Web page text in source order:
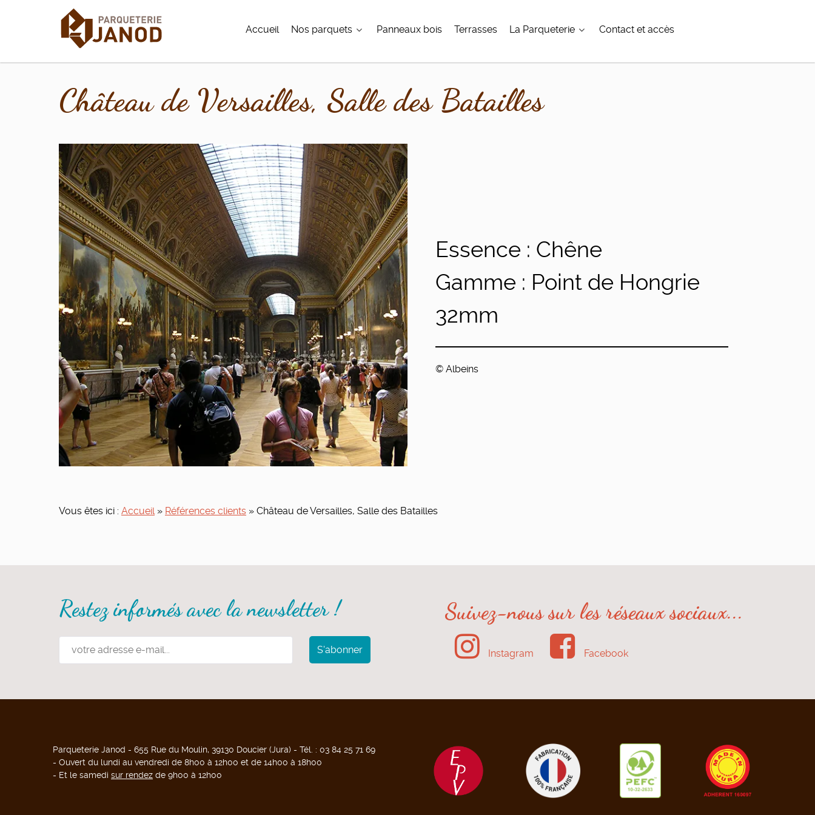
Accueil Nos parquets Panneaux bois Terrasses La Parqueterie Contact et accès
Château de Versailles, Salle des Batailles
Essence : Chêne
Gamme : Point de Hongrie
32mm
© Albeins
Vous êtes ici : Accueil» Références clients » Château de Versailles, Salle des Batailles
Restez informés avec la newsletter ! Suivez-nous sur les réseaux sociaux...
Instagram Facebook
Parqueterie Janod - 655 Rue du Moulin, 39130 Doucier (Jura) - Tél. : 03 84 25 71 69
- Ouvert du lundi au vendredi de 8h00 à 12h00 et de 14h00 à 18h00
- Et le samedi sur rendez de 9h00 à 12h00